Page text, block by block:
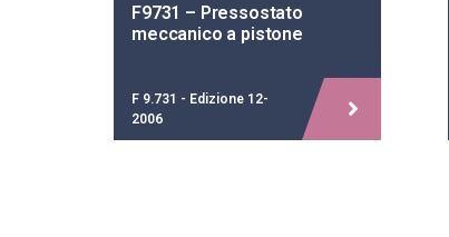
F9731 – Pressostato
meccanico a pistone
F 9.731 - Edizione 12-
2006